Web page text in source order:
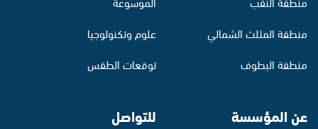
منطقة المثلث الشمالي
منطقة البطوف
علوم وتكنولوجيا
توقعات الطقس
عن المؤسسة للتواصل